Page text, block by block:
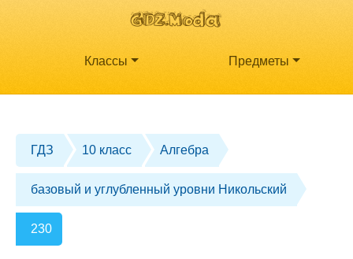
Классы Предметы
ГДЗ 10 класс Алгебра
базовый и углубленный уровни Никольский
230